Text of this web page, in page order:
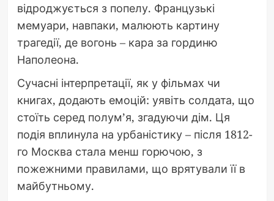
відроджується з попелу. Французькі
мемуари, навпаки, малюють картину
трагедії, де вогонь – кара за гординю
Наполеона.
Сучасні інтерпретації, як у фільмах чи
книгах, додають емоцій: уявіть солдата, що
стоїть серед полум’я, згадуючи дім. Ця
подія вплинула на урбаністику – після 1812-
го Москва стала менш горючою, з
пожежними правилами, що врятували її в
майбутньому.